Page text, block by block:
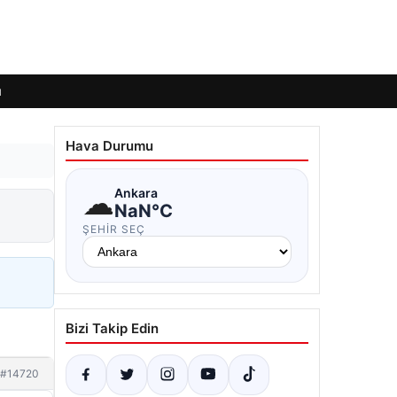
#14720
Hava Durumu
☁Ankara
NaN°C
ŞEHIR SEÇ
Bizi Takip Edin